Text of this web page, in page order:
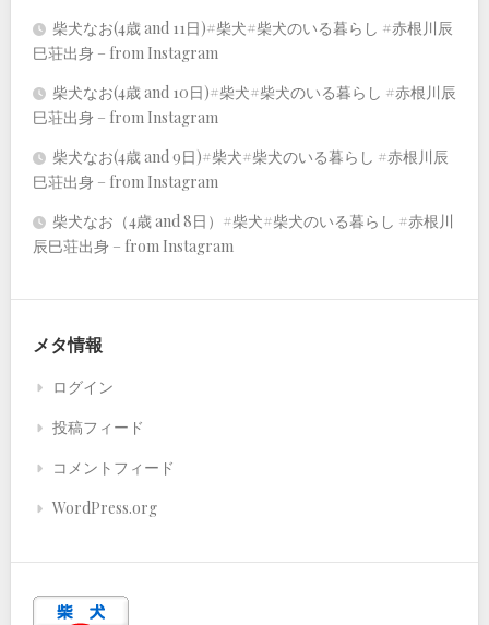
柴犬なお(4歳 and 11日)#柴犬#柴犬のいる暮らし #赤根川辰
巳荘出身 – from Instagram
柴犬なお(4歳 and 10日)#柴犬#柴犬のいる暮らし #赤根川辰
巳荘出身 – from Instagram
柴犬なお(4歳 and 9日)#柴犬#柴犬のいる暮らし #赤根川辰
巳荘出身 – from Instagram
柴犬なお（4歳 and 8日）#柴犬#柴犬のいる暮らし #赤根川
辰巳荘出身 – from Instagram
メタ情報
ログイン
投稿フィード
コメントフィード
WordPress.org